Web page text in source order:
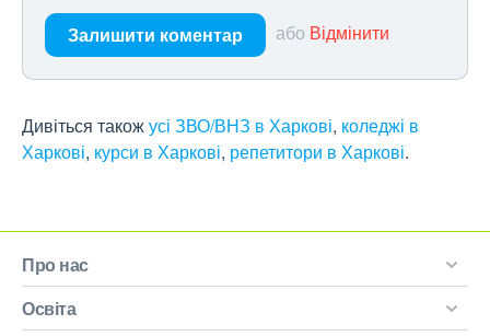
Залишити коментар або Відмінити
Дивіться такожусі ЗВО/ВНЗ в Харкові, коледжі в
Харкові, курси в Харкові, репетитори в Харкові.
Про нас
Освіта